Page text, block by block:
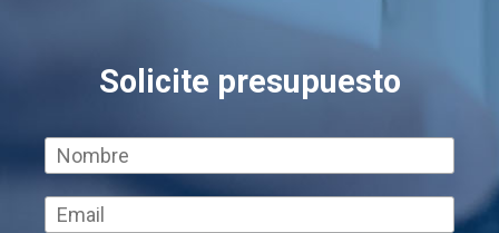
Solicite presupuesto